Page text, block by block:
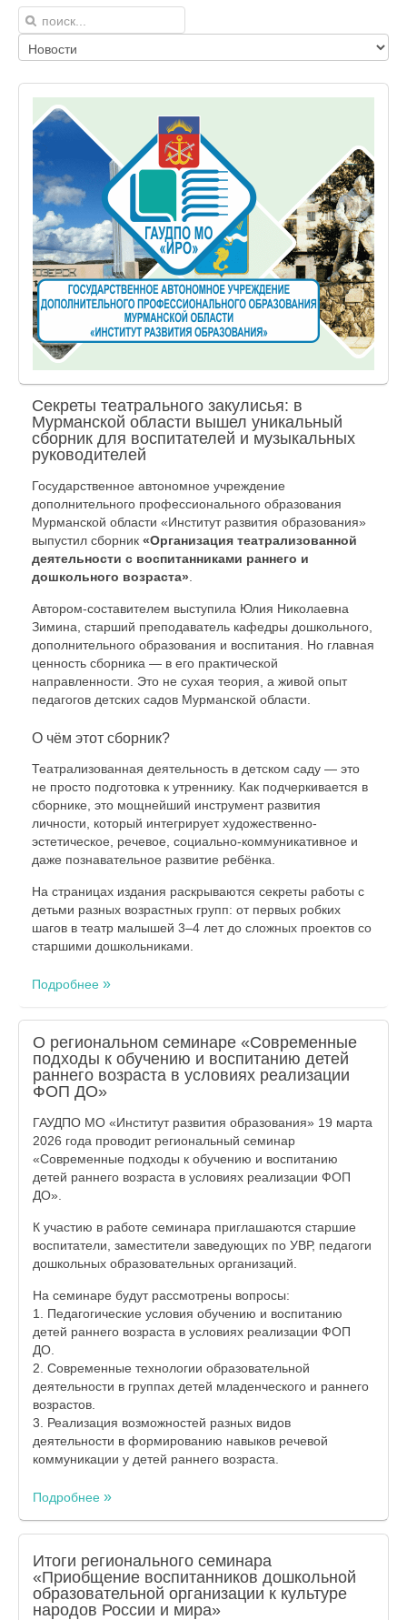
Секреты театрального закулисья: в
Мурманской области вышел уникальный
сборник для воспитателей и музыкальных
руководителей
Государственное автономное учреждение
дополнительного профессионального образования
Мурманской области «Институт развития образования»
выпустил сборник «Организация театрализованной
деятельности с воспитанниками раннего и
дошкольного возраста»
Автором-составителем выступила Юлия Николаевна
Зимина, старший преподаватель кафедры дошкольного,
дополнительного образования и воспитания. Но главная
ценность сборника — в его практической
направленности. Это не сухая теория, а живой опыт
педагогов детских садов Мурманской области.
О чём этот сборник?
Театрализованная деятельность в детском саду — это
не просто подготовка к утреннику. Как подчеркивается в
сборнике, это мощнейший инструмент развития
личности, который интегрирует художественно-
эстетическое, речевое, социально-коммуникативное и
даже познавательное развитие ребёнка.
На страницах издания раскрываются секреты работы с
детьми разных возрастных групп: от первых робких
шагов в театр малышей 3–4 лет до сложных проектов со
старшими дошкольниками.
Подробнее
О региональном семинаре «Современные
подходы к обучению и воспитанию детей
раннего возраста в условиях реализации
ФОП ДО»
ГАУДПО МО «Институт развития образования» 19 марта
2026 года проводит региональный семинар
«Современные подходы к обучению и воспитанию
детей раннего возраста в условиях реализации ФОП
ДО».
К участию в работе семинара приглашаются старшие
воспитатели, заместители заведующих по УВР, педагоги
дошкольных образовательных организаций.
На семинаре будут рассмотрены вопросы:
1. Педагогические условия обучению и воспитанию
детей раннего возраста в условиях реализации ФОП
ДО.
2. Современные технологии образовательной
деятельности в группах детей младенческого и раннего
возрастов.
3. Реализация возможностей разных видов
деятельности в формированию навыков речевой
коммуникации у детей раннего возраста.
Подробнее
Итоги регионального семинара
«Приобщение воспитанников дошкольной
образовательной организации к культуре
народов России и мира»